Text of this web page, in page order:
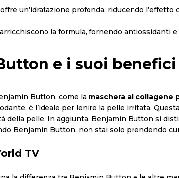
offre un’idratazione profonda, riducendo
la formula, fornendo antiossidanti
e i suoi benefici
Button, come la maschera al collagene
è l’ideale per lenire la pelle irritata.
della pelle. In aggiunta, Benjamin Button si
Benjamin Button, non stai solo prendendo
TV